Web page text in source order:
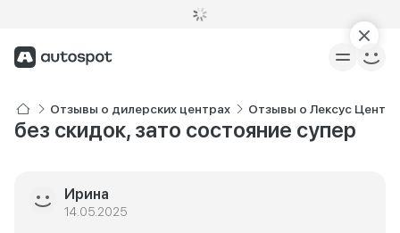
Отзывы о дилерских центрах Отзывы о Лексус Центр
без скидок, зато состояние супер
Ирина
14.05.2025